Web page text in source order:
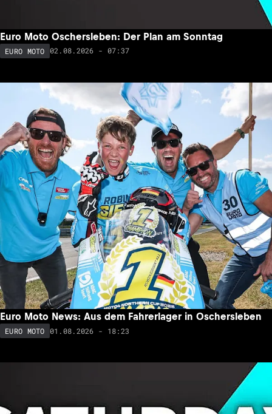
Euro Moto Oschersleben: Der Plan am Sonntag
EURO MOTO 02.08.2026 - 07:37
Euro Moto News: Aus dem Fahrerlager in Oschersleben
EURO MOTO 01.08.2026 - 18:23